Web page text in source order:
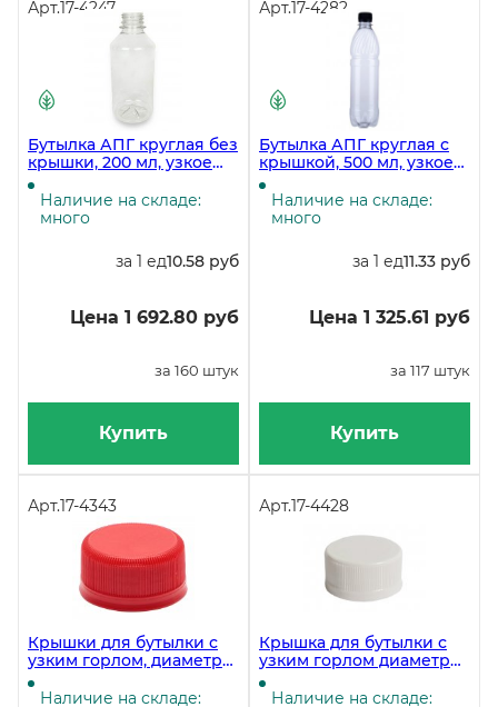
Арт.17-4247
Бутылка АПГ круглая без
крышки, 200 мл, узкое
горло 28 мм,
прозрачная, 160 штук
(крышка 17-4343, 17-4428)
Наличие на складе:
много
за 1 ед10.58 руб
Цена 1 692.80 руб
за 160 штук
Купить
Арт.17-4282
Бутылка АПГ круглая с
крышкой, 500 мл, узкое
горло 28 мм,
прозрачная, 117 штук
Наличие на складе:
много
за 1 ед11.33 руб
Цена 1 325.61 руб
за 117 штук
Купить
Арт.17-4343
Крышки для бутылки с
узким горлом, диаметр
28 мм, красные АПГ, 100
штук (бутылки 17-3943, 17-
Наличие на складе:
Арт.17-4428
Крышка для бутылки с
узким горлом диаметр
28 мм, белая АПГ, 100
штук (бутылки 17-3943, 17-
Наличие на складе: